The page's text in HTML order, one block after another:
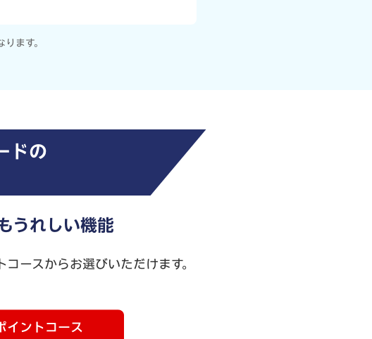
ます。
ドの
うれしい機能
ースからお選びいただけます。